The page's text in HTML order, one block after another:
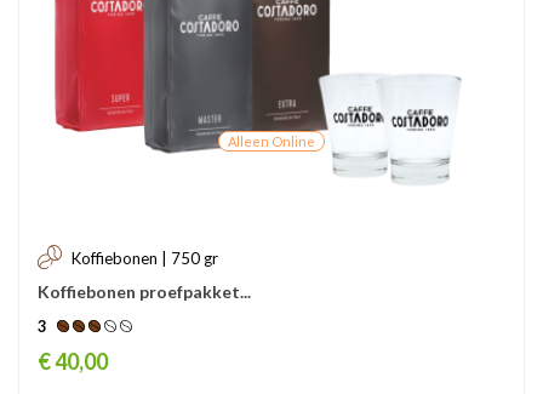
Alleen Online
Koffiebonen | 750 gr
Koffiebonen proefpakket...
3
Prijs
€ 40,00